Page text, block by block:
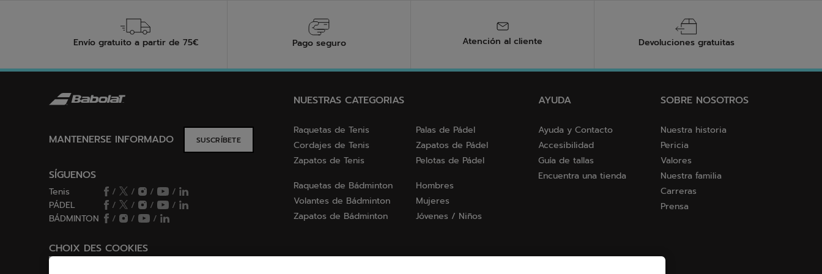
Envío gratuito a partir de 75€ Pago seguro Atención al cliente Devoluciones gratuitas
MANTENERSE INFORMADO SUSCRÍBETE
SÍGUENOS
Tenis / / /
/
PÁDEL
/ / /
/
BÁDMINTON
/ / /
CHOIX DES COOKIES
NUESTRAS CATEGORIAS
Raquetas de Tenis
Cordajes de Tenis
Zapatos de Tenis
Palas de Pádel
Zapatos de Pádel
Pelotas de Pádel
Raquetas de Bádminton
Volantes de Bádminton
Zapatos de Bádminton
Hombres
Mujeres
Jóvenes / Niños
AYUDA
Ayuda y Contacto
Accesibilidad
Guía de tallas
Encuentra una tienda
SOBRE NOSOTROS
Nuestra historia
Pericia
Valores
Nuestra familia
Carreras
Prensa